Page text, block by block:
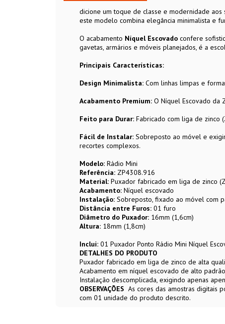
dicione um toque de classe e modernidade aos
este modelo combina elegância minimalista e
O acabamento Níquel Escovado confere
gavetas, armários e móveis planejados, é a
Principais Características:
Design Minimalista: Com linhas limpas e
Acabamento Premium: O Níquel Escovado da
Feito para Durar: Fabricado com liga de zinco
Fácil de Instalar: Sobreposto ao móvel e
recortes complexos.
Modelo: Rádio Mini
Referência: ZP4308.916
Material: Puxador fabricado em liga de zinco
Acabamento: Níquel escovado
Instalação: Sobreposto, fixado ao móvel com
Distância entre Furos: 01 furo
Diâmetro do Puxador: 16mm (1,6cm)
Altura: 18mm (1,8cm)
Inclui: 01 Puxador Ponto Rádio Mini Níquel
DETALHES DO PRODUTO
Puxador fabricado em liga de zinco de alta
Acabamento em níquel escovado de alto
Instalação descomplicada, exigindo apenas
OBSERVAÇÕES As cores das amostras digitais
com 01 unidade do produto descrito.